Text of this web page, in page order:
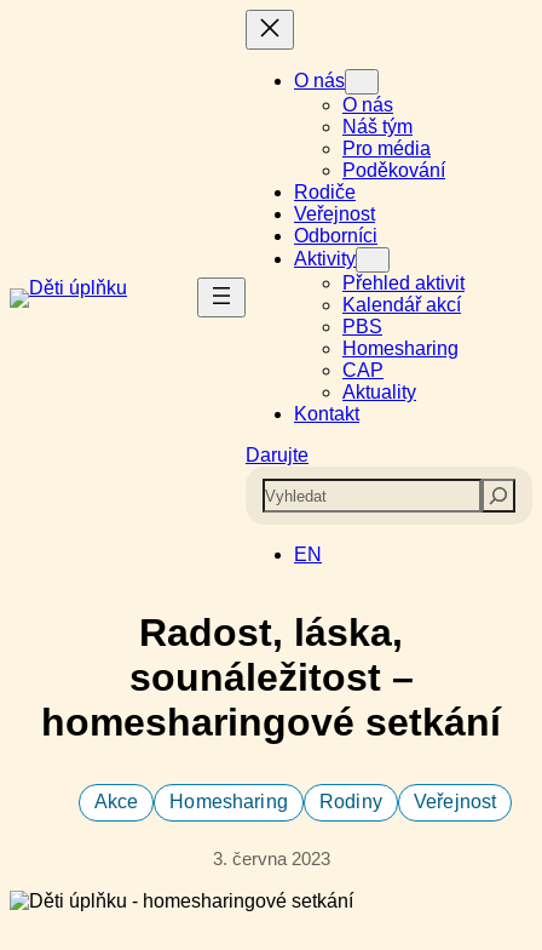
O nás
O nás
Náš tým
Pro média
Poděkování
Rodiče
Veřejnost
Odborníci
Aktivity
Přehled aktivit
Kalendář akcí
PBS
Homesharing
CAP
Aktuality
Kontakt
Darujte
Search
EN
Radost, láska,
sounáležitost –
homesharingové setkání
Akce Homesharing Rodiny Veřejnost
3. června 2023